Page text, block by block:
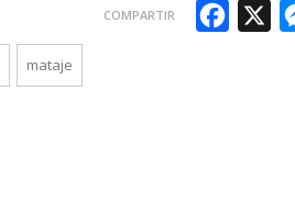
mataje
COMPARTIR X